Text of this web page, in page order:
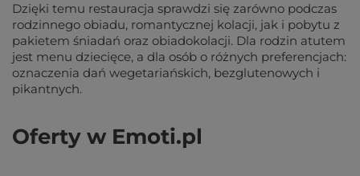
Dzięki temu restauracja sprawdzi się zarówno podczas
rodzinnego obiadu, romantycznej kolacji, jak i pobytu z
pakietem śniadań oraz obiadokolacji. Dla rodzin atutem
jest menu dziecięce, a dla osób o różnych preferencjach:
oznaczenia dań wegetariańskich, bezglutenowych i
pikantnych.
Oferty w Emoti.pl